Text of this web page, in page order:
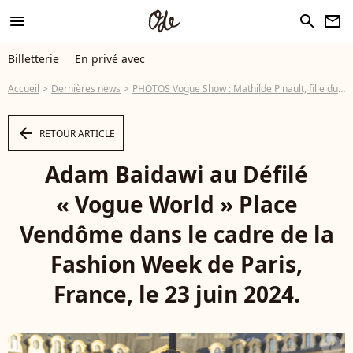
menu search newsletter
Billetterie En privé avec
Accueil Dernières news PHOTOS Vogue Show : Mathilde Pinault, fille du milliardaire français, tout en dentelle comme une autre star hollywoodienne
arrow_left RETOUR ARTICLE
Adam Baidawi au Défilé
« Vogue World » Place
Vendôme dans le cadre de la
Fashion Week de Paris,
France, le 23 juin 2024.